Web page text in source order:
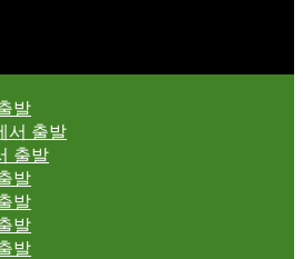
발
서 출발
출발
발
발
발
발